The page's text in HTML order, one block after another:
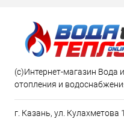
(c)Интернет-магазин Вода
отопления и
г. Казань, ул. Кулахметова